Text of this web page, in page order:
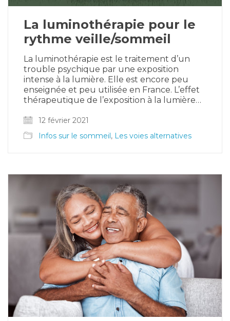
La luminothérapie pour le
rythme veille/sommeil
La luminothérapie est le traitement d’un
trouble psychique par une exposition
intense à la lumière. Elle est encore peu
enseignée et peu utilisée en France. L’effet
thérapeutique de l’exposition à la lumière…
12 février 2021
Infos sur le sommeil, Les voies alternatives